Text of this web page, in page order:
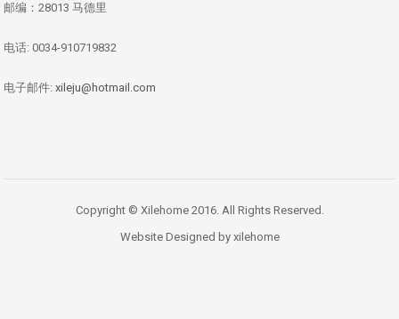
邮编：28013 马德里
电话: 0034-910719832
电子邮件: xileju@hotmail.com
Copyright © Xilehome 2016. All Rights Reserved.
Website Designed by xilehome